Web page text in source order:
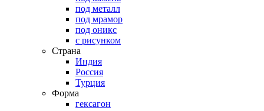
под металл
под мрамор
под оникс
с рисунком
Страна
Индия
Россия
Турция
Форма
гексагон